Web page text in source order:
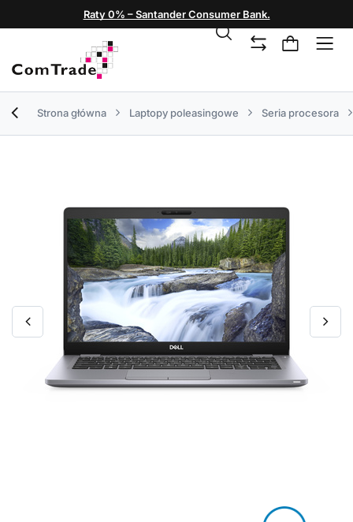
Raty 0% – Santander Consumer Bank.
Strona główna Laptopy poleasingowe Seria procesora